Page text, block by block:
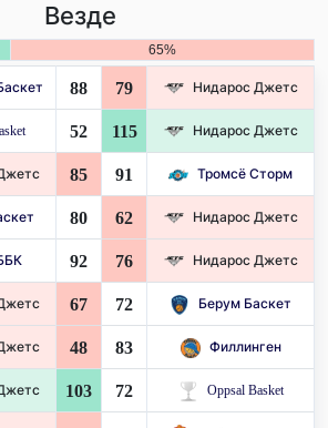
Везде
65%
88 79 Нидарос Джетс
52 115 Нидарос Джетс
85 91 Тромсё Сторм
80 62 Нидарос Джетс
92 76 Нидарос Джетс
67 72 Берум Баскет
48 83 Филлинген
103 72 Oppsal Basket